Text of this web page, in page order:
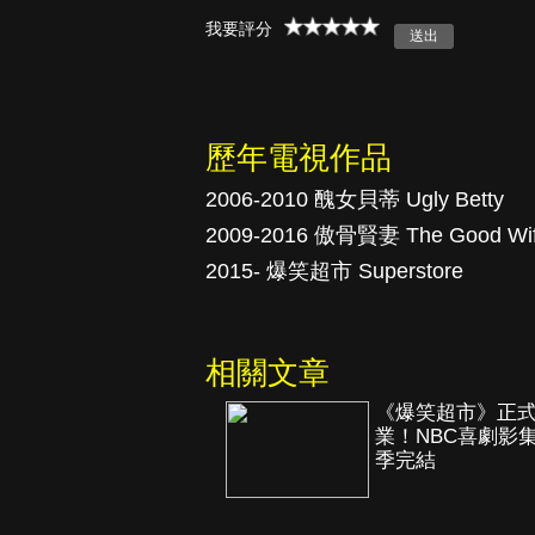
我要評分
歷年電視作品
2006-2010 醜女貝蒂 Ugly Betty
2009-2016 傲骨賢妻 The Good
2015- 爆笑超市 Superstore
相關文章
《爆笑超市》正
業！NBC喜劇影
季完結